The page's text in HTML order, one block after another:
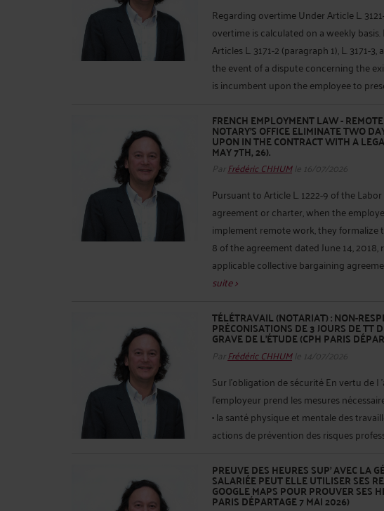
Regarding overtime Under Article L.
overtime is calculated on a weekly
Articles L. 3171-2 (paragraph 1), L. 3171-
the event of a dispute concerning the
is incumbent upon the employee to
FRENCH EMPLOYMENT LAW -
NOTARY'S OFFICE ELIMINATE TWO
UPON IN THE CONTRACT WITH A
MAY 7TH, 26).
Par Frédéric CHHUMle 16/07/2026
Pursuant to Article L. 1222-9 of the
agreement or charter, when the
implement remote work, they formalize
8 of the agreement dated June 14,
applicable collective bargaining
suite >
TÉLÉTRAVAIL (NOTARIAT) : NON-
PRÉCONISATIONS DE 3 JOURS DE TT
GRAVE DE L’ÉTUDE (CPH PARIS
Par Frédéric CHHUMle 14/07/2026
Sur l'obligation de sécurité En vertu de I
l'employeur prend les mesures
• la santé physique et mentale des
actions de prévention des risques
PREUVE DES HEURES SUP’ AVEC LA
SALARIÉE PEUT ELLE UTILISER SES
GOOGLE MAPS POUR PROUVER SES
PARIS DÉPARTAGE 7 MAI 2026)